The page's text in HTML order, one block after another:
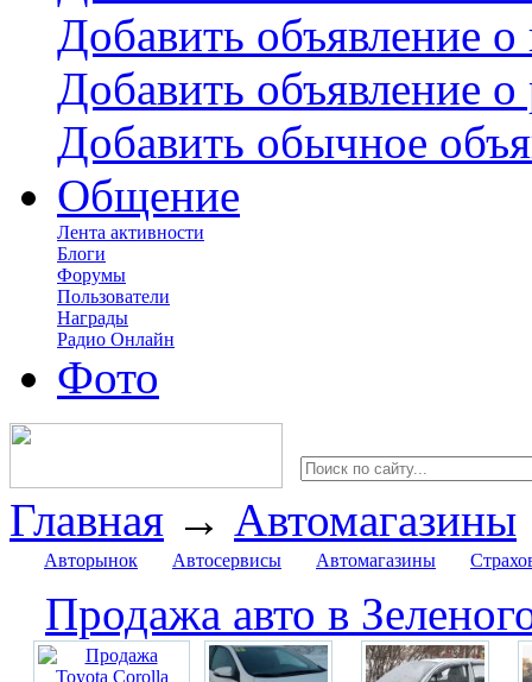
Добавить объявление
Добавить объявление о
Добавить обычное
Общение
Лента активности
Блоги
Форумы
Пользователи
Награды
Радио Онлайн
Фото
Главная → Автомагазины
Авторынок Автосервисы Автомагазины
Продажа авто в